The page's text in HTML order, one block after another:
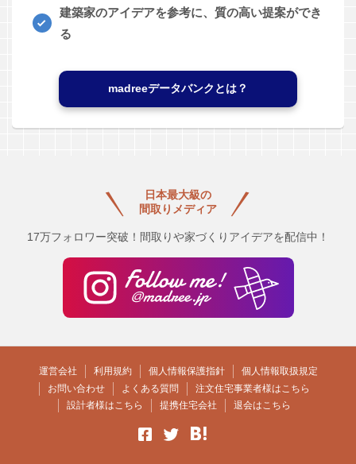
建築家のアイデアを参考に、質の高い提案ができ
る
madreeデータバンクとは？
日本最大級の
間取りメディア
17万フォロワー突破！間取りや家づくりアイデアを配信中！
運営会社 利用規約 個人情報保護指針
個人情報取扱規定
お問い合わせ
よくある質問
注文住宅事業者様はこちら
設計者様はこちら
提携住宅会社 退会はこちら